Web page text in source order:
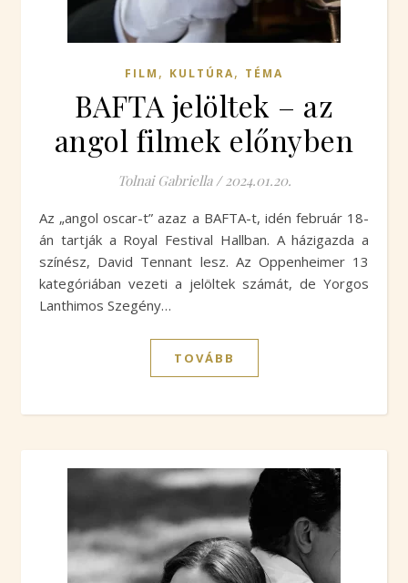
FILM , KULTÚRA, TÉMA
BAFTA jelöltek – az
angol filmek előnyben
Tolnai Gabriella / 2024.01.20.
Az „angol oscar-t” azaz a BAFTA-t, idén február 18-
án tartják a Royal Festival Hallban. A házigazda a
színész, David Tennant lesz. Az Oppenheimer 13
kategóriában vezeti a jelöltek számát, de Yorgos
Lanthimos Szegény…
TOVÁBB